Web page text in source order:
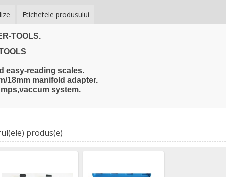
Etichetele produsului
TOOLS.
easy-reading scales.
18mm manifold adapter.
system.
produs(e)